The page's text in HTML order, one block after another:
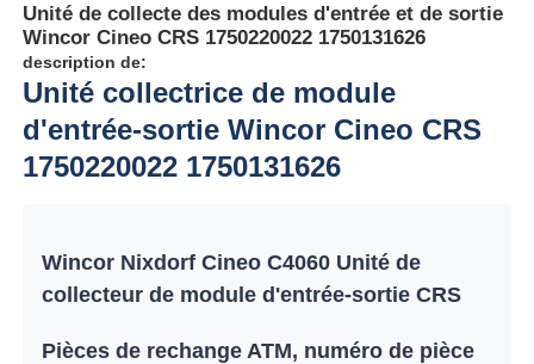
Unité de collecte des modules d'entrée et de sortie
Wincor Cineo CRS 1750220022 1750131626
description de:
Unité collectrice de module
d'entrée-sortie Wincor Cineo CRS
1750220022 1750131626
Wincor Nixdorf Cineo C4060 Unité de
collecteur de module d'entrée-sortie CRS
Pièces de rechange ATM, numéro de pièce